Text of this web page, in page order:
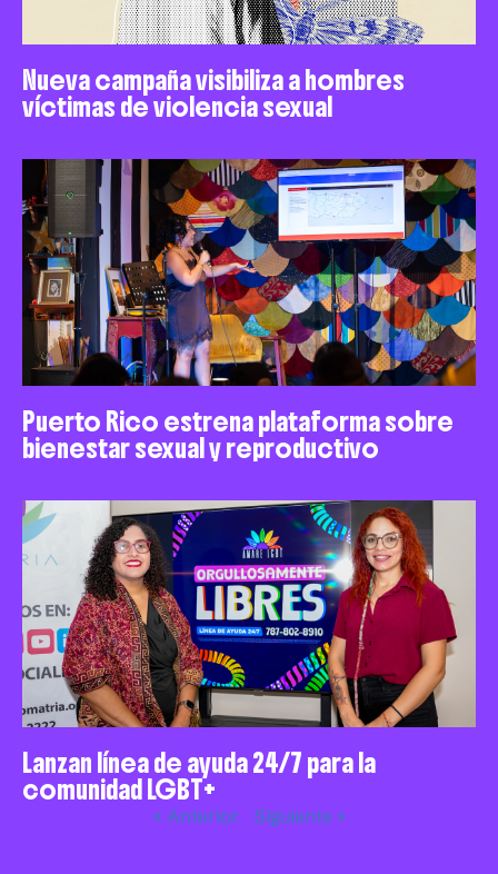
Nueva campaña visibiliza a hombres
víctimas de violencia sexual
Puerto Rico estrena plataforma sobre
bienestar sexual y reproductivo
Lanzan línea de ayuda 24/7 para la
comunidad LGBT+
« Anterior Siguiente »